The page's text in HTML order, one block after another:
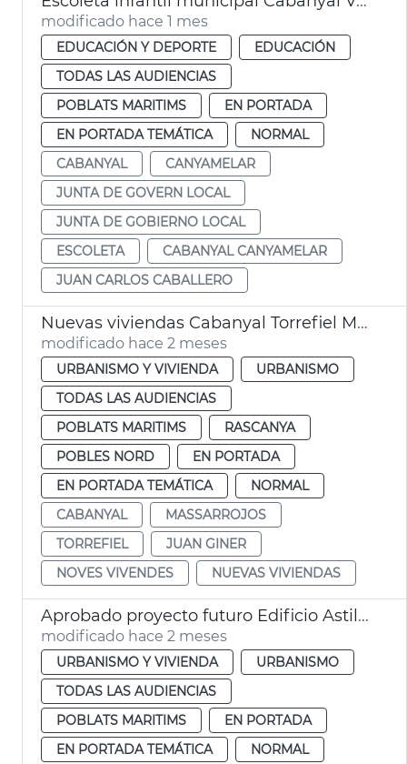
modificado hace 1 mes
EDUCACIÓN Y DEPORTE
EDUCACIÓN
TODAS LAS AUDIENCIAS
POBLATS MARITIMS
EN PORTADA
EN PORTADA TEMÁTICA
NORMAL
CABANYAL
CANYAMELAR
JUNTA DE GOVERN LOCAL
JUNTA DE GOBIERNO LOCAL
ESCOLETA
CABANYAL CANYAMELAR
JUAN CARLOS CABALLERO
Nuevas viviendas Cabanyal Torrefiel Massrrojos València
modificado hace 2 meses
URBANISMO Y VIVIENDA
URBANISMO
TODAS LAS AUDIENCIAS
POBLATS MARITIMS
RASCANYA
POBLES NORD
EN PORTADA
EN PORTADA TEMÁTICA
NORMAL
CABANYAL
MASSARROJOS
TORREFIEL
JUAN GINER
NOVES VIVENDES
NUEVAS VIVIENDAS
Aprobado proyecto futuro Edificio Astilleros Cabañal València
modificado hace 2 meses
URBANISMO Y VIVIENDA
URBANISMO
TODAS LAS AUDIENCIAS
POBLATS MARITIMS
EN PORTADA
EN PORTADA TEMÁTICA
NORMAL